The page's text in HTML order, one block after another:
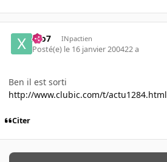
xto7 INpactien
Posté(e) le 16 janvier 200422 a
Ben il est sorti
http://www.clubic.com/t/actu1284.html
Citer